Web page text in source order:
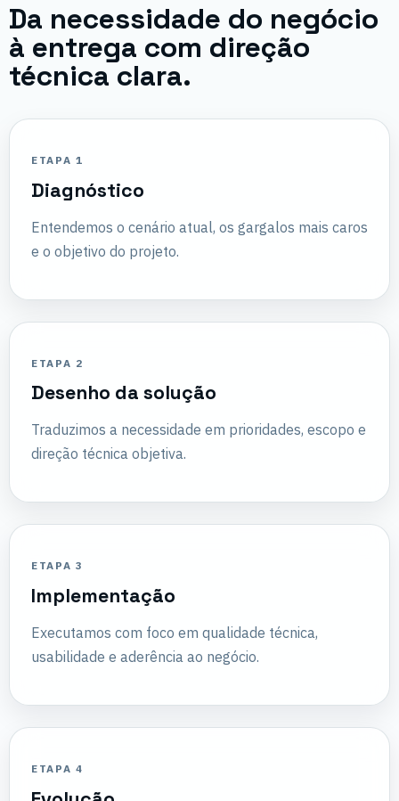
Da necessidade do negócio
à entrega com direção
técnica clara.
ETAPA 1
Diagnóstico
Entendemos o cenário atual, os gargalos mais caros
e o objetivo do projeto.
ETAPA 2
Desenho da solução
Traduzimos a necessidade em prioridades, escopo e
direção técnica objetiva.
ETAPA 3
Implementação
Executamos com foco em qualidade técnica,
usabilidade e aderência ao negócio.
ETAPA 4